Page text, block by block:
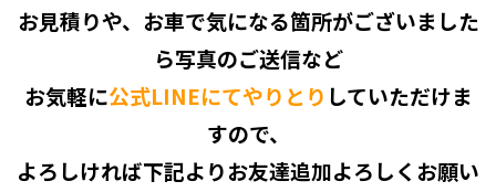
お見積りや、 お車で気になる箇所がございました
ら写真のご送信など
お気軽に公式LINEにてやりとり していただけま
すので、
よろしければ下記よりお友達追加よろしくお願い